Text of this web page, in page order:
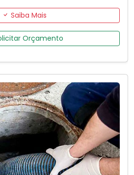
Saiba Mais
Orçamento